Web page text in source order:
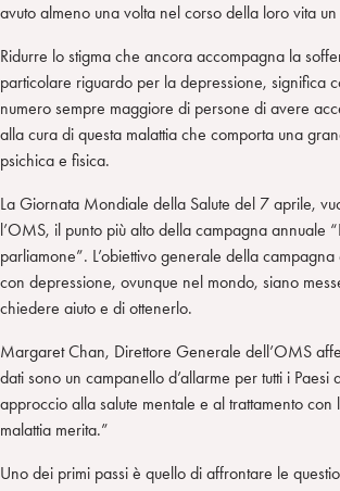
avuto almeno una volta nel corso della loro vita
Ridurre lo stigma che ancora accompagna la
particolare riguardo per la depressione, significa
numero sempre maggiore di persone di avere
alla cura di questa malattia che comporta una
psichica e fisica.
La Giornata Mondiale della Salute del 7 aprile,
l’OMS, il punto più alto della campagna annuale
parliamone”. L’obiettivo generale della
con depressione, ovunque nel mondo, siano
chiedere aiuto e di ottenerlo.
Margaret Chan, Direttore Generale dell’OMS
dati sono un campanello d’allarme per tutti i Paesi
approccio alla salute mentale e al trattamento con
malattia merita.”
Uno dei primi passi è quello di affrontare le